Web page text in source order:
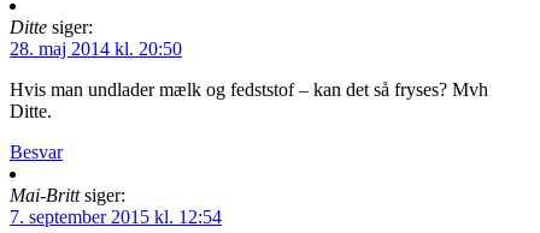
Ditte siger:
28. maj 2014 kl. 20:50
Hvis man undlader mælk og fedststof – kan det så fryses? Mvh
Ditte.
Besvar
Mai-Britt siger:
7. september 2015 kl. 12:54